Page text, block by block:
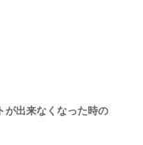
が出来なくなった時の